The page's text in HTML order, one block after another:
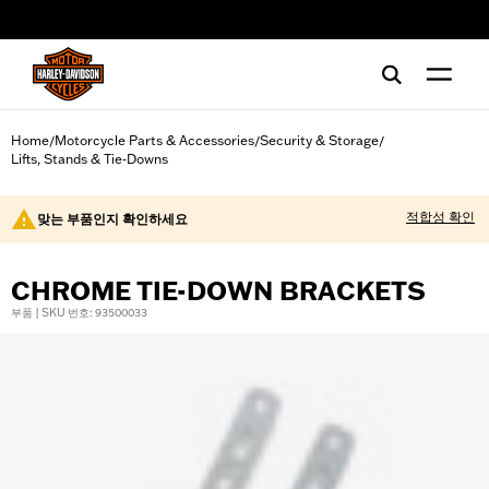
Home/Motorcycle Parts & Accessories/Security & Storage/
Lifts, Stands & Tie-Downs
맞는 부품인지 확인하세요 적합성 확인
CHROME TIE-DOWN BRACKETS
부품 | SKU 번호: 93500033